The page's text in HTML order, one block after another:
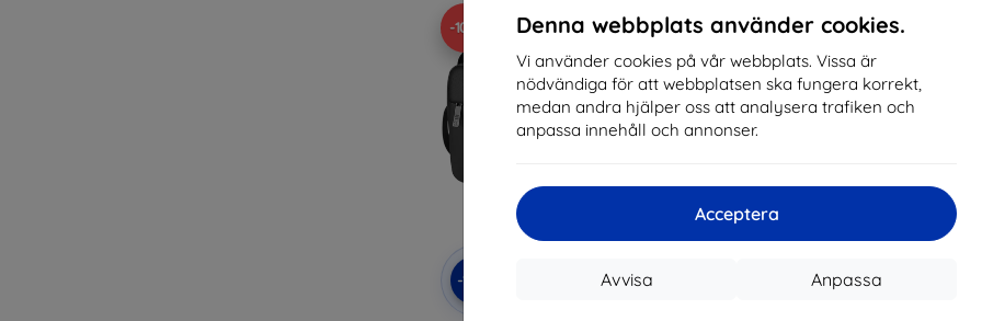
Denna webbplats använder cookies.
Vi använder cookies på vår webbplats. Vissa är
nödvändiga för att webbplatsen ska fungera korrekt,
medan andra hjälper oss att analysera trafiken och
anpassa innehåll och annonser.
Acceptera
Anpassa
Avvisa
-10%
-10% EXTRA10